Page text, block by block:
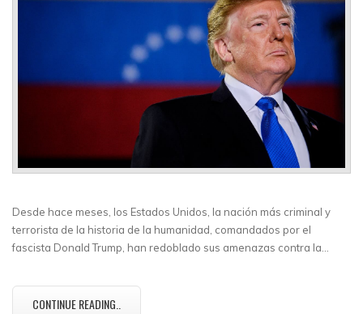
Desde hace meses, los Estados Unidos, la nación más criminal y
terrorista de la historia de la humanidad, comandados por el
fascista Donald Trump, han redoblado sus amenazas contra la…
CONTINUE READING..